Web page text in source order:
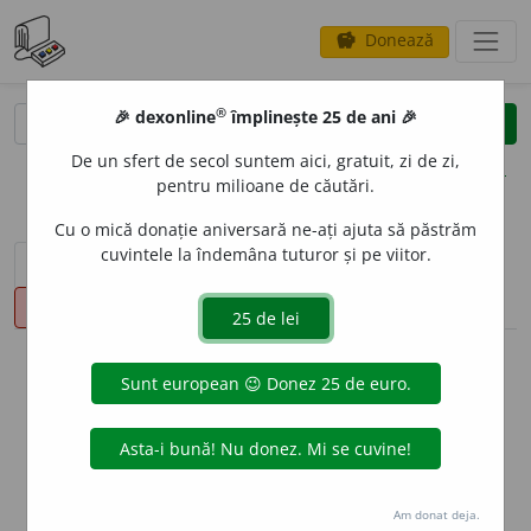
savings Donează
clear
opțiuni
sinteza definițiilor (1) definiții (9)
declinări
info
Aceste definiții sunt compilate de
echipa dexonline. Definițiile
originale se află pe filadefiniții.
Puteți reordona filele pe pagina de
🎉 dexonline® împlinește 25 de ani 🎉
De un sfert de secol suntem aici, gratuit, zi de zi,
pentru milioane de căutări.
Cu o mică donație aniversară ne-ați ajuta să păstrăm
cuvintele la îndemâna tuturor și pe viitor.
Am donat deja.